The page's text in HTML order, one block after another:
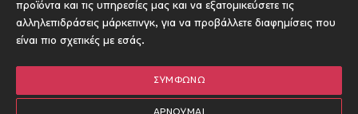
προϊόντα και τις υπηρεσίες μας και να εξατομικεύσετε τις
αλληλεπιδράσεις μάρκετινγκ, για να προβάλλετε διαφημίσεις που
είναι πιο σχετικές με εσάς.
ΣΥΜΦΩΝΏ
Socials